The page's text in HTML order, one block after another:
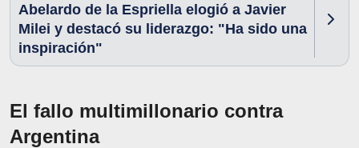
Abelardo de la Espriella elogió a Javier
Milei y destacó su liderazgo: "Ha sido una
inspiración"
El fallo multimillonario contra
Argentina